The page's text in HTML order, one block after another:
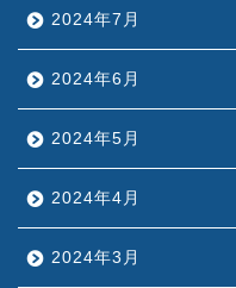
2024年7月
2024年6月
2024年5月
2024年4月
2024年3月